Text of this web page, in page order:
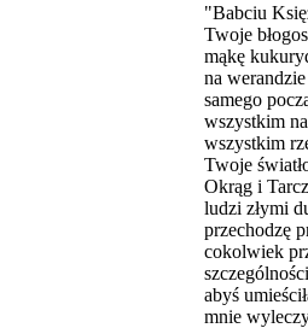
"Babciu
Twoje
mąkę
na
samego
wszystkim
wszystkim
Twoje
Okrąg i
ludzi złymi
przechodzę
cokolwiek
abyś
mnie